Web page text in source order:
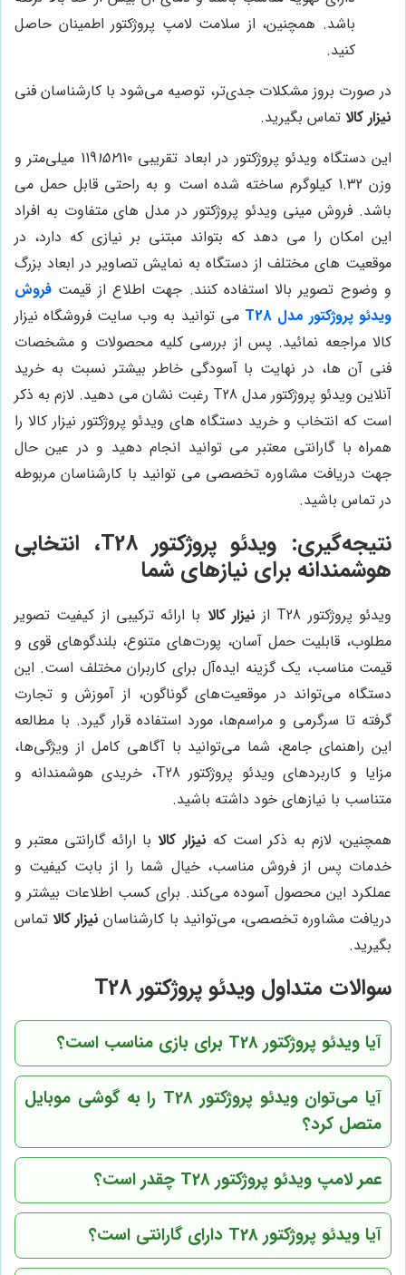
باشد. همچنین، از سلامت لامپ پروژکتور اطمینان حاصل
کنید.
در صورت بروز مشکلات جدی‌تر، توصیه می‌شود با کارشناسان فنی
نیزار کالا تماس بگیرید.
این دستگاه ویدئو پروژکتور در ابعاد تقریبی 119
152
110 میلی‌متر و
وزن 1.32 کیلوگرم ساخته شده است و به راحتی قابل حمل می
باشد. فروش مینی ویدئو پروژکتور در مدل های متفاوت به افراد
این امکان را می دهد که بتواند مبتنی بر نیازی که دارد، در
موقعیت های مختلف از دستگاه به نمایش تصاویر در ابعاد بزرگ
و وضوح تصویر بالا استفاده کنند. جهت اطلاع از قیمت فروش
ویدئو پروژکتور مدل T28
می توانید به وب سایت فروشگاه نیزار
کالا مراجعه نمائید. پس از بررسی کلیه محصولات و مشخصات
فنی آن ها، در نهایت با آسودگی خاطر بیشتر نسبت به خرید
آنلاین ویدئو پروژکتور مدل T28 رغبت نشان می دهید. لازم به ذکر
است که انتخاب و خرید دستگاه های ویدئو پروژکتور نیزار کالا را
همراه با گارانتی معتبر می توانید انجام دهید و در عین حال
جهت دریافت مشاوره تخصصی می توانید با کارشناسان مربوطه
در تماس باشید.
نتیجه‌گیری: ویدئو پروژکتور T28، انتخابی
هوشمندانه برای نیازهای شما
ویدئو پروژکتور T28 از نیزار کالا با ارائه ترکیبی از کیفیت تصویر
مطلوب، قابلیت حمل آسان، پورت‌های متنوع، بلندگوهای قوی و
قیمت مناسب، یک گزینه ایده‌آل برای کاربران مختلف است. این
دستگاه می‌تواند در موقعیت‌های گوناگون، از آموزش و تجارت
گرفته تا سرگرمی و مراسم‌ها، مورد استفاده قرار گیرد. با مطالعه
این راهنمای جامع، شما می‌توانید با آگاهی کامل از ویژگی‌ها،
مزایا و کاربردهای ویدئو پروژکتور T28، خریدی هوشمندانه و
متناسب با نیازهای خود داشته باشید.
همچنین، لازم به ذکر است که نیزار کالابا ارائه گارانتی معتبر و
خدمات پس از فروش مناسب، خیال شما را از بابت کیفیت و
عملکرد این محصول آسوده می‌کند. برای کسب اطلاعات بیشتر و
دریافت مشاوره تخصصی، می‌توانید با کارشناسان نیزار کالاتماس
بگیرید.
سوالات متداول ویدئو پروژکتور T28
آیا ویدئو پروژکتور T28 برای بازی مناسب است؟
آیا می‌توان ویدئو پروژکتور T28 را به گوشی موبایل
متصل کرد؟
عمر لامپ ویدئو پروژکتور T28 چقدر است؟
آیا ویدئو پروژکتور T28 دارای گارانتی است؟